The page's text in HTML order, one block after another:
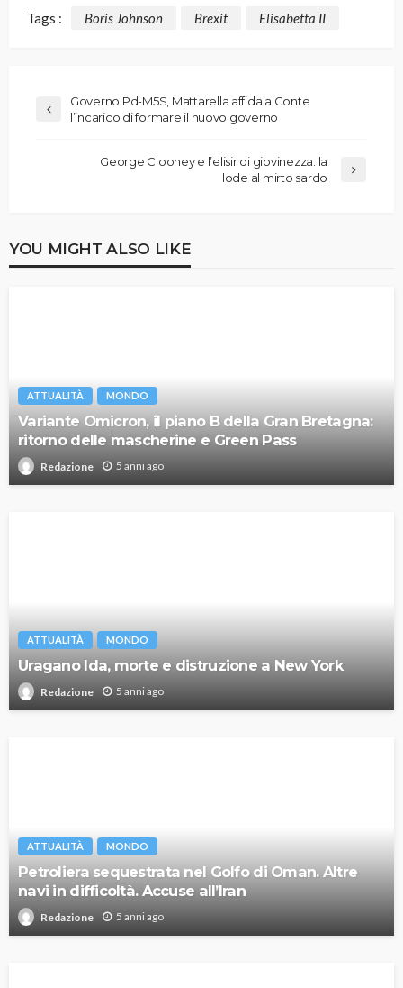
Tags : Boris Johnson Brexit Elisabetta II
Governo Pd-M5S, Mattarella affida a Conte
l’incarico di formare il nuovo governo
George Clooney e l’elisir di giovinezza: la
lode al mirto sardo
YOU MIGHT ALSO LIKE
ATTUALITÀ MONDO
Variante Omicron, il piano B della Gran Bretagna:
ritorno delle mascherine e Green Pass
Redazione 5 anni ago
ATTUALITÀ MONDO
Uragano Ida, morte e distruzione a New York
Redazione 5 anni ago
ATTUALITÀ MONDO
Petroliera sequestrata nel Golfo di Oman. Altre
navi in difficoltà. Accuse all’Iran
Redazione 5 anni ago